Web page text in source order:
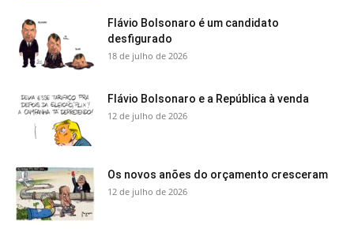
Flávio Bolsonaro é um candidato
desfigurado
18 de julho de 2026
Flávio Bolsonaro e a República à venda
12 de julho de 2026
Os novos anões do orçamento cresceram
12 de julho de 2026